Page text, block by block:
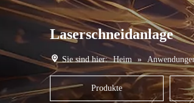
Laserschneidanlage
Sie sind hier: Heim »
Produkte